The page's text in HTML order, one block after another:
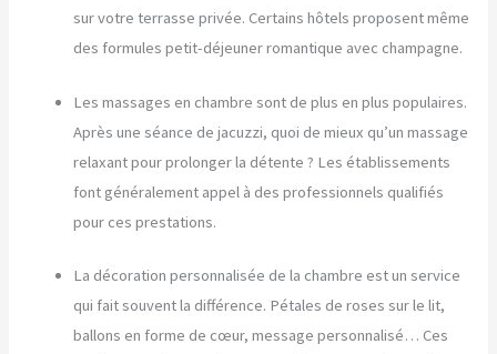
sur votre terrasse privée. Certains hôtels proposent même
des formules petit-déjeuner romantique avec champagne.
Les massages en chambre sont de plus en plus populaires.
Après une séance de jacuzzi, quoi de mieux qu’un massage
relaxant pour prolonger la détente ? Les établissements
font généralement appel à des professionnels qualifiés
pour ces prestations.
La décoration personnalisée de la chambre est un service
qui fait souvent la différence. Pétales de roses sur le lit,
ballons en forme de cœur, message personnalisé… Ces